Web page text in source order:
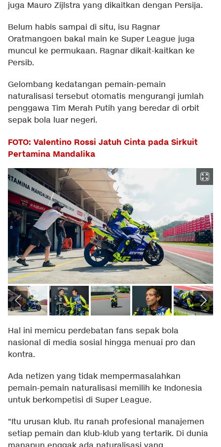
juga Mauro Zijlstra yang dikaitkan dengan Persija.
Belum habis sampai di situ, isu Ragnar
Oratmangoen bakal main ke Super League juga
muncul ke permukaan. Ragnar dikait-kaitkan ke
Persib.
Gelombang kedatangan pemain-pemain
naturalisasi tersebut otomatis mengurangi jumlah
penggawa Tim Merah Putih yang beredar di orbit
sepak bola luar negeri.
FOTO: Valentino Rossi Jatuh Cinta pada Sirkuit
Pertamina Mandalika
Hal ini memicu perdebatan fans sepak bola
nasional di media sosial hingga menuai pro dan
kontra.
Ada netizen yang tidak mempermasalahkan
pemain-pemain naturalisasi memilih ke Indonesia
untuk berkompetisi di Super League.
"Itu urusan klub. Itu ranah profesional manajemen
setiap pemain dan klub-klub yang tertarik. Di dunia